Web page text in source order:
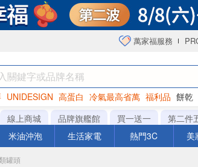
萬家福服務
UNIDESIGN 高蛋白 冷氣最高省萬 福利品 餅乾
罐頭 咖啡 海苔
線上商城 品牌旗艦館 買一送一 第二件
米油沖泡 生活家電 熱門3C 美
罐頭